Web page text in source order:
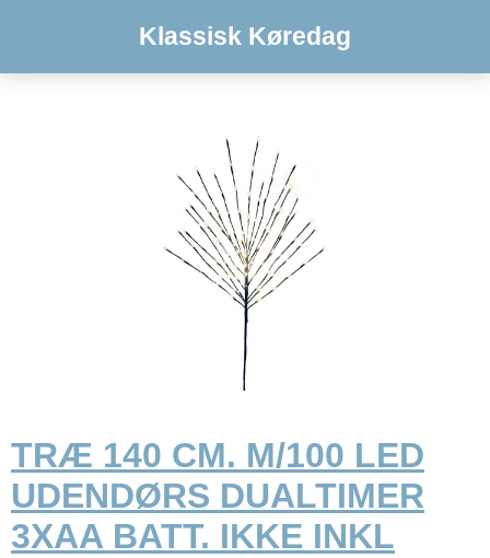
Klassisk Køredag
TRÆ 140 CM. M/100 LED
UDENDØRS DUALTIMER
3XAA BATT. IKKE INKL